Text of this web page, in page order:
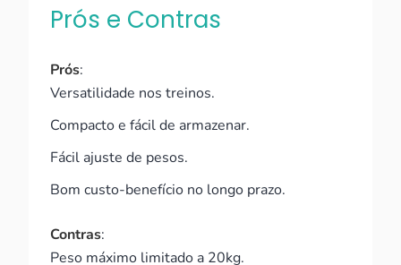
Prós e Contras
Prós:
Versatilidade nos treinos.
Compacto e fácil de armazenar.
Fácil ajuste de pesos.
Bom custo-benefício no longo prazo.
Contras:
Peso máximo limitado a 20kg.